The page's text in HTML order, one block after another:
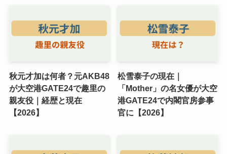
秋元才加は何者？元AKB48
が大空港GATE24で趣里の
親友役｜経歴と現在
【2026】
松雪泰子の現在｜
「Mother」の名女優が大空
港GATE24で内閣官房参事
官に【2026】